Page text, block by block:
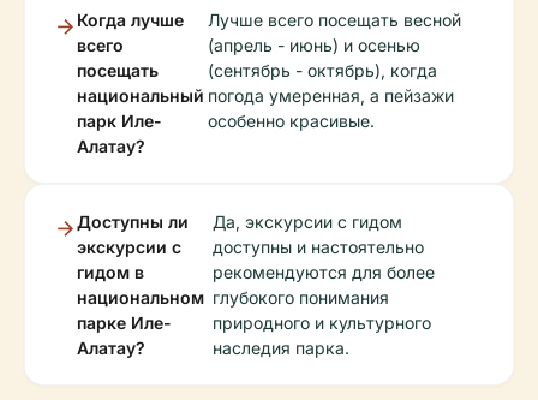
Когда лучше
всего
посещать
национальный
парк Иле-
Алатау?
Лучше всего посещать весной
(апрель - июнь) и осенью
(сентябрь - октябрь), когда
погода умеренная, а пейзажи
особенно красивые.
Доступны ли
экскурсии с
гидом в
национальном
парке Иле-
Алатау?
Да, экскурсии с гидом
доступны и настоятельно
рекомендуются для более
глубокого понимания
природного и культурного
наследия парка.